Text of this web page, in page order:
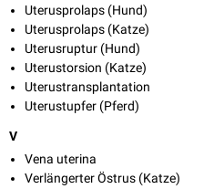
Uterusprolaps (Hund)
Uterusprolaps (Katze)
Uterusruptur (Hund)
Uterustorsion (Katze)
Uterustransplantation
Uterustupfer (Pferd)
V
Vena uterina
Verlängerter Östrus (Katze)